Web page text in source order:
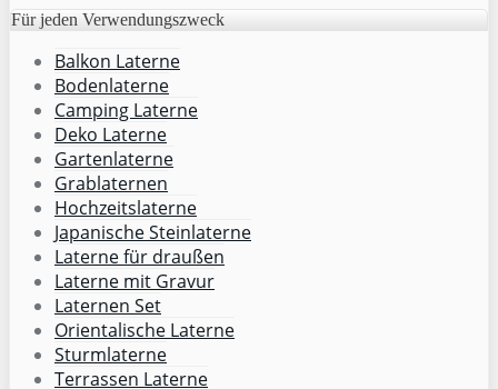
Für jeden Verwendungszweck
Balkon Laterne
Bodenlaterne
Camping Laterne
Deko Laterne
Gartenlaterne
Grablaternen
Hochzeitslaterne
Japanische Steinlaterne
Laterne für draußen
Laterne mit Gravur
Laternen Set
Orientalische Laterne
Sturmlaterne
Terrassen Laterne